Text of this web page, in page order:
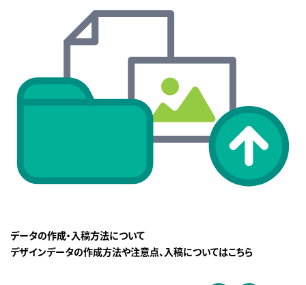
データの作成・入稿方法について
デザインデータの作成方法や注意点、入稿についてはこちら